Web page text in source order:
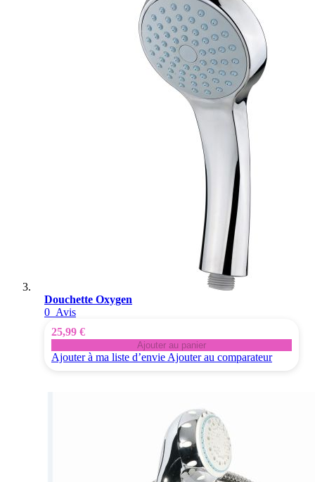
Douchette Oxygen
0 Avis
25,99 €
Ajouter au panier
Ajouter à ma liste d’envie Ajouter au comparateur